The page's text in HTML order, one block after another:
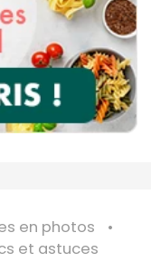
en photos
et astuces